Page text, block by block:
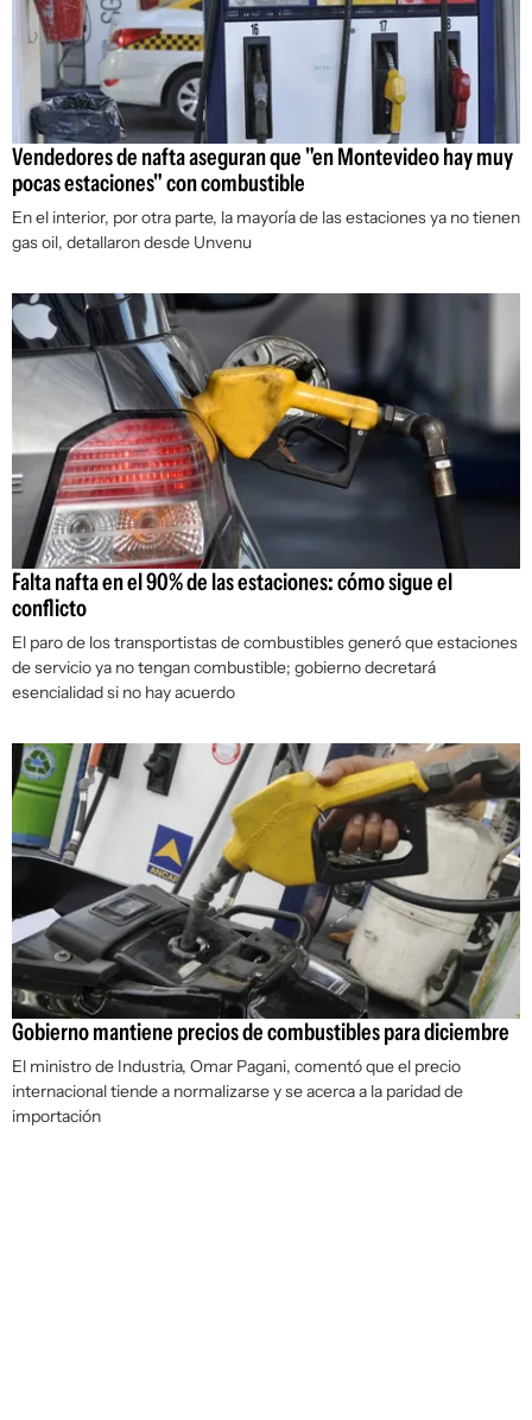
Vendedores de nafta aseguran que "en Montevideo hay muy
pocas estaciones" con combustible
En el interior, por otra parte, la mayoría de las estaciones ya no tienen
gas oil, detallaron desde Unvenu
Falta nafta en el 90% de las estaciones: cómo sigue el
conflicto
El paro de los transportistas de combustibles generó que estaciones
de servicio ya no tengan combustible; gobierno decretará
esencialidad si no hay acuerdo
Gobierno mantiene precios de combustibles para diciembre
El ministro de Industria, Omar Pagani, comentó que el precio
internacional tiende a normalizarse y se acerca a la paridad de
importación